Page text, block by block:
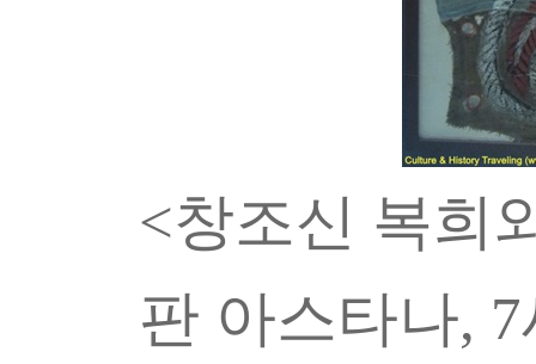
<창조신 복희
판 아스타나,